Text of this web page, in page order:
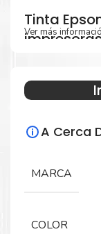
Tinta
Para
Pro
Ver más
A Cerca
MARCA
COLOR